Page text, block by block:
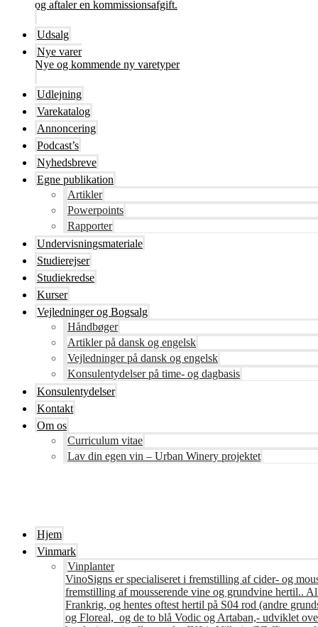
og aftaler en kommissionsafgift.
Udsalg
Nye varer
Nye og kommende ny varetyper
Udlejning
Varekatalog
Annoncering
Podcast’s
Nyhedsbreve
Egne publikation
Artikler
Powerpoints
Rapporter
Undervisningsmateriale
Studierejser
Studiekredse
Kurser
Vejledninger og Bogsalg
Håndbøger
Artikler på dansk og engelsk
Vejledninger på dansk og engelsk
Konsulentydelser på time- og dagbasis
Konsulentydelser
Kontakt
Om os
Curriculum vitae
Lav din egen vin – Urban Winery projektet
Hjem
Vinmark
Vinplanter
VinoSigns er specialiseret i fremstilling af cider- og
fremstilling af mousserende vine og grundvine hertil..
Frankrig, og hentes oftest hertil på S04 rod (andre
og Floreal, og de to blå Vodic og Artaban,- udviklet